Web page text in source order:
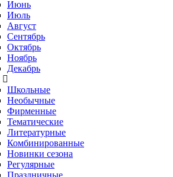
Июнь
Июль
Август
Сентябрь
Октябрь
Ноябрь
Декабрь
Школьные
Необычные
Фирменные
Тематические
Литературные
Комбинированные
Новинки сезона
Регулярные
Праздничные